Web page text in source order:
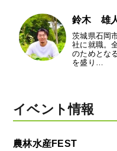
鈴木 雄
茨城県石岡
社に就職。
のためとな
を盛り…
イベント情報
農林水産FEST